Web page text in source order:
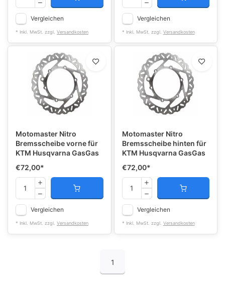
Vergleichen
* Inkl. MwSt. zzgl. Versandkosten
Vergleichen
* Inkl. MwSt. zzgl. Versandkosten
Motomaster Nitro
Bremsscheibe vorne für
KTM Husqvarna GasGas
€72,00*
Vergleichen
* Inkl. MwSt. zzgl. Versandkosten
Motomaster Nitro
Bremsscheibe hinten für
KTM Husqvarna GasGas
€72,00*
Vergleichen
* Inkl. MwSt. zzgl. Versandkosten
1